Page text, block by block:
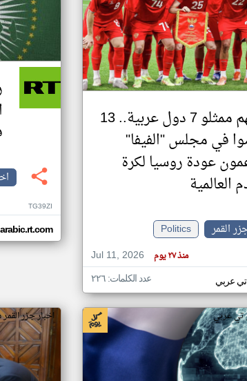
بينهم ممثلو 7 دول عربية.. 13
في مجلس "الفيفا"
عودة روسيا لكرة
العالمية
القمر
Politics
Jul 11, 2026
منذ ٢٧ يوم
تي عربي عدد الكلمات: ٢٢٦
TG39ZI
arabic.rt.com
تي عربي اخبار جزر